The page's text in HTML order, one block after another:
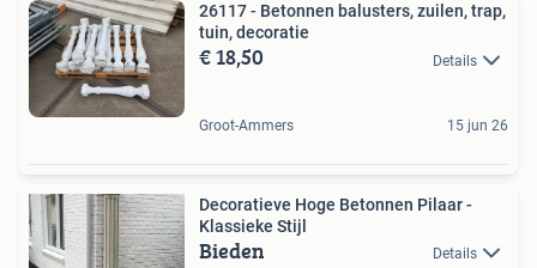
26117 - Betonnen balusters, zuilen, trap,
tuin, decoratie
€ 18,50 Details
Groot-Ammers 15 jun 26
Decoratieve Hoge Betonnen Pilaar -
Klassieke Stijl
Bieden Details